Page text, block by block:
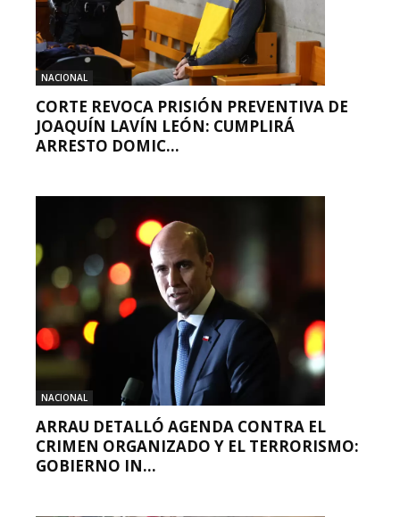
NACIONAL
CORTE REVOCA PRISIÓN PREVENTIVA DE
JOAQUÍN LAVÍN LEÓN: CUMPLIRÁ
ARRESTO DOMIC...
NACIONAL
ARRAU DETALLÓ AGENDA CONTRA EL
CRIMEN ORGANIZADO Y EL TERRORISMO:
GOBIERNO IN...